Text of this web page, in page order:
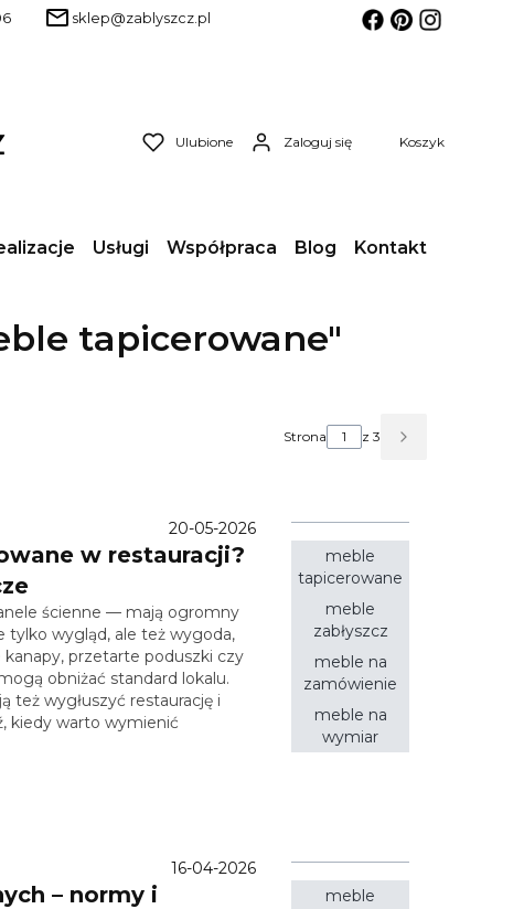
sklep@zablyszcz.pl
Ulubione Zaloguj się Produkty w
Koszyk
Usługi Współpraca Blog Kontakt
tapicerowane"
Strona z 3 Następne
20-05-2026
w restauracji?
ścienne — mają ogromny
tylko wygląd, ale też wygoda,
przetarte poduszki czy
obniżać standard lokalu.
też wygłuszyć restaurację i
kiedy warto wymienić
meble
tapicerowane
meble
zabłyszcz
meble na
zamówienie
meble na
wymiar
16-04-2026
– normy i
meble